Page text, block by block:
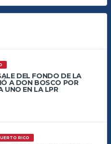
DEL FONDO DE LA
A DON BOSCO POR
UNO EN LA LPR
RICO